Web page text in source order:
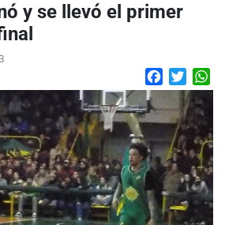
y se llevó el primer
Facebook